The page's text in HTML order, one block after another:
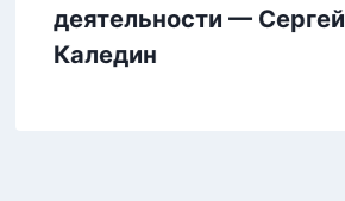
деятельности — Сергей
Каледин